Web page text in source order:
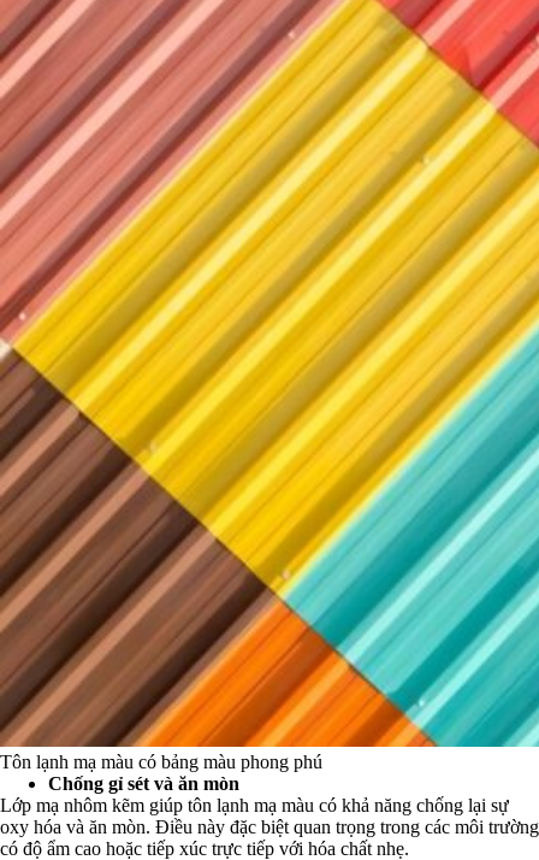
Tôn lạnh mạ màu có bảng màu phong phú
Chống gỉ sét và ăn mòn
Lớp mạ nhôm kẽm giúp tôn lạnh mạ màu có khả năng chống lại sự
oxy hóa và ăn mòn. Điều này đặc biệt quan trọng trong các môi trường
có độ ẩm cao hoặc tiếp xúc trực tiếp với hóa chất nhẹ.